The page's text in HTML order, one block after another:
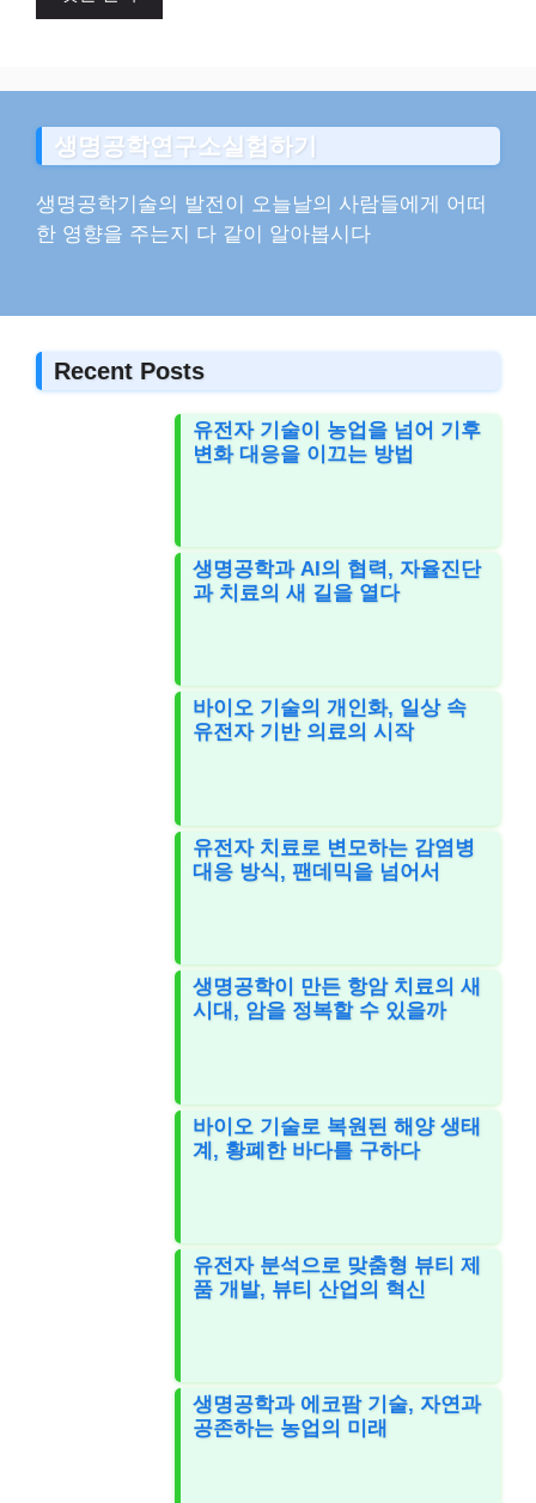
생명공학연구소실험하기
생명공학기술의 발전이 오늘날의 사람들에게 어떠
한 영향을 주는지 다 같이 알아봅시다
Recent Posts
유전자 기술이 농업을 넘어 기후
변화 대응을 이끄는 방법
생명공학과 AI의 협력, 자율진단
과 치료의 새 길을 열다
바이오 기술의 개인화, 일상 속
유전자 기반 의료의 시작
유전자 치료로 변모하는 감염병
대응 방식, 팬데믹을 넘어서
생명공학이 만든 항암 치료의 새
시대, 암을 정복할 수 있을까
바이오 기술로 복원된 해양 생태
계, 황폐한 바다를 구하다
유전자 분석으로 맞춤형 뷰티 제
품 개발, 뷰티 산업의 혁신
생명공학과 에코팜 기술, 자연과
공존하는 농업의 미래